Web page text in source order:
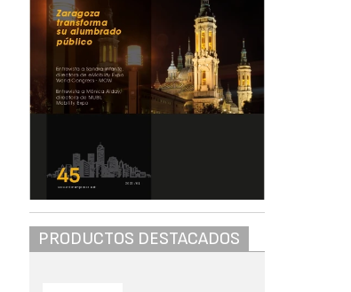
PRODUCTOS DESTACADOS